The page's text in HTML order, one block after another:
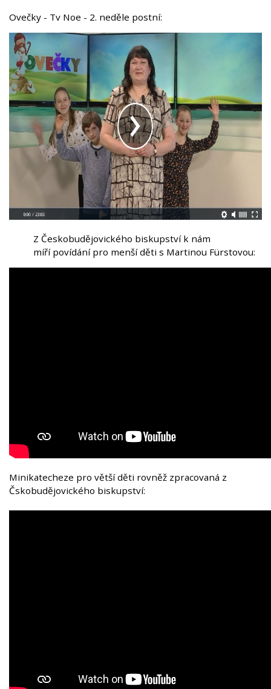
Ovečky - Tv Noe - 2. neděle postní:
Z Českobudějovického biskupství k nám
míří povídání pro menší děti s Martinou Fürstovou:
Minikatecheze pro větší děti rovněž zpracovaná z
Čskobudějovického biskupství: